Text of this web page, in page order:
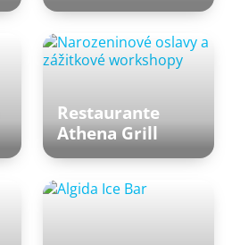
Restaurante
Athena Grill